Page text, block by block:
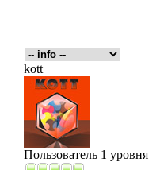
kott
Пользователь 1 уровня